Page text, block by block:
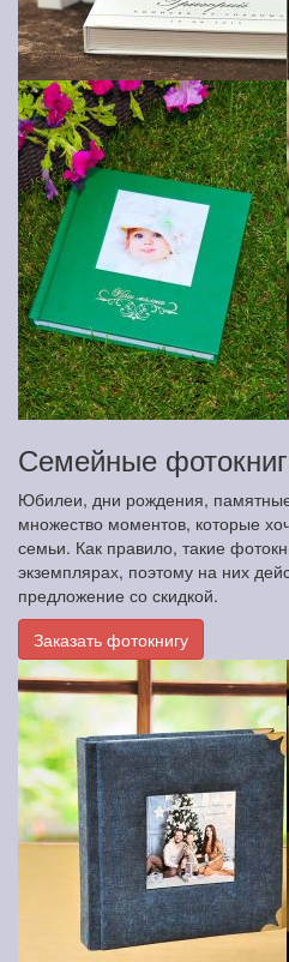
Семейные
Юбилеи, дни рождения,
множество моментов, которые
семьи. Как правило, такие
экземплярах, поэтому на них
предложение со скидкой.
Заказать фотокнигу